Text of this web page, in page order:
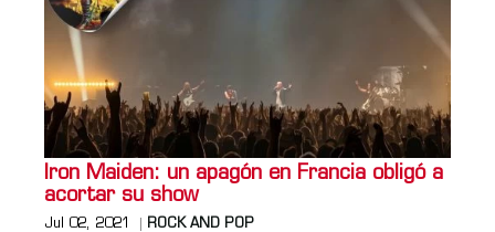
Iron Maiden: un apagón en Francia obligó a
acortar su show
Jul 02, 2021 ROCK AND POP